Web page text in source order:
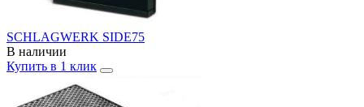
SCHLAGWERK SIDE75
В наличии
Купить в 1 клик